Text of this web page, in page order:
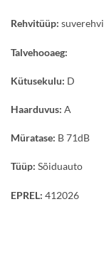
Rehvitüüp:
Talvehooaeg:
Kütusekulu: D
Haarduvus: A
Müratase: B 71dB
Tüüp: Sõiduauto
EPREL: 412026